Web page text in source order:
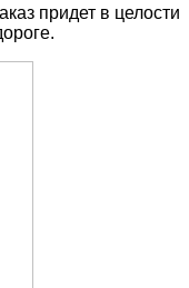
придет в целости